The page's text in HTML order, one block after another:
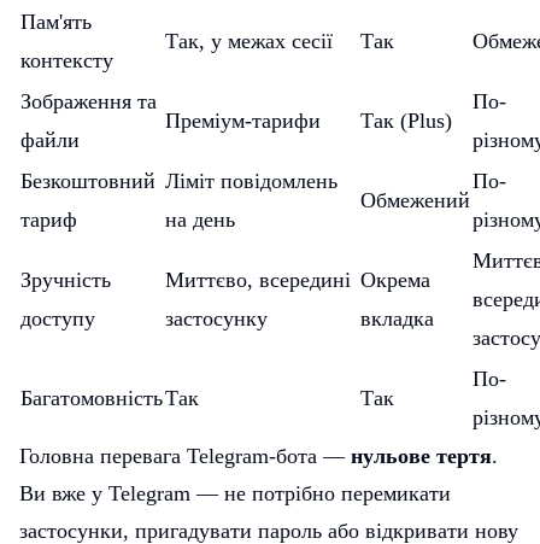
Пам'ять
контексту
Так, у межах сесії Так
Зображення та
файли
Преміум-тарифи Так (Plus)
По-
Безкоштовний
тариф
Ліміт повідомлень
на день
Обмежений
По-
Зручність
доступу
Миттєво, всередині
застосунку
Окрема
вкладка
БагатомовністьТак Так
По-
Головна перевага Telegram-бота — нульове тертя.
Ви вже у Telegram — не потрібно перемикати
застосунки, пригадувати пароль або відкривати нову